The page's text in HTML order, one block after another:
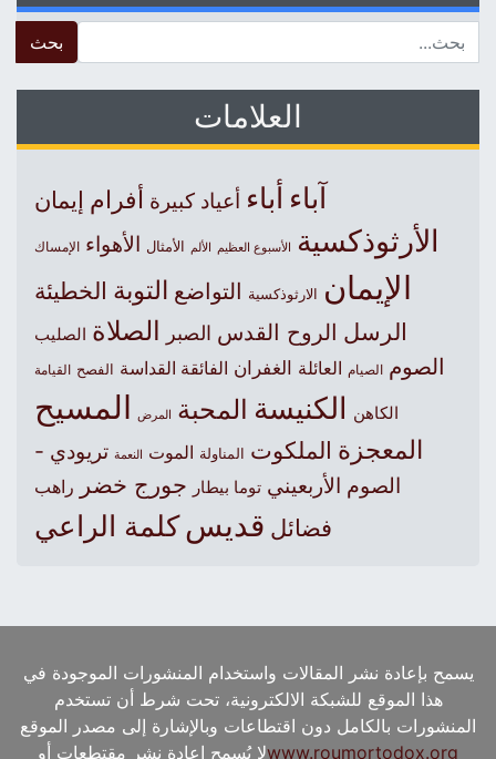
العلامات
آباءأباء أعياد كبيرة أفرام إيمان
الأرثوذكسية الأسبوع العظيم الألم الأمثال الأهواء الإمساك
الإيمان الارثوذكسية التواضع التوبة الخطيئة
الرسل الروح القدس الصبر الصلاة الصليب
الصوم الصيام العائلة الغفران الفائقة القداسة الفصح القيامة
الكاهن الكنيسةالمحبة المرض المسيح
المعجزة الملكوت المناولة الموت النعمة تريودي -
الصوم الأربعيني توما بيطار جورج خضر راهب
فضائل قديس كلمة الراعي
يسمح بإعادة نشر المقالات واستخدام المنشورات الموجودة في
هذا الموقع للشبكة الالكترونية، تحت شرط أن تستخدم
المنشورات بالكامل دون اقتطاعات وبالإشارة إلى مصدر الموقع
www.roumortodox.orgلا يُسمح إعادة نشر مقتطعات أو